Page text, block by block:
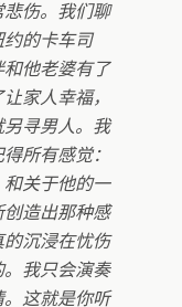
伤。我们聊
约的卡车司
他老婆有了
家人幸福，
寻男人。我
所有感觉：
关于他的一
造出那种感
沉浸在忧伤
我只会演奏
这就是你听